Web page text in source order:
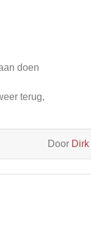
doen
terug,
Door Dirk